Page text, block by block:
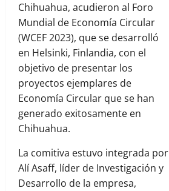
Chihuahua, acudieron al Foro
Mundial de Economía Circular
(WCEF 2023), que se desarrolló
en Helsinki, Finlandia, con el
objetivo de presentar los
proyectos ejemplares de
Economía Circular que se han
generado exitosamente en
Chihuahua.
La comitiva estuvo integrada por
Alí Asaff, líder de Investigación y
Desarrollo de la empresa,